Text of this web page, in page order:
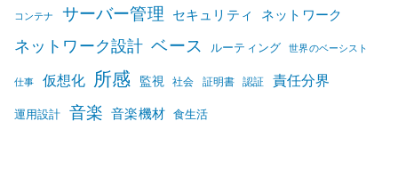
コンテナ サーバー管理 セキュリティ ネットワーク
ネットワーク設計 ベース ルーティング 世界のベーシスト
仕事 仮想化 所感 監視 社会 証明書 認証 責任分界
運用設計 音楽 音楽機材 食生活